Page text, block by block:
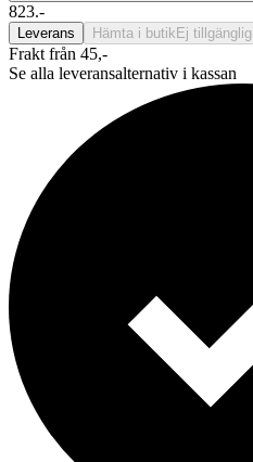
823.-
Leverans Hämta i butik Ej tillgänglig
Frakt från 45,-
Se alla leveransalternativ i kassan